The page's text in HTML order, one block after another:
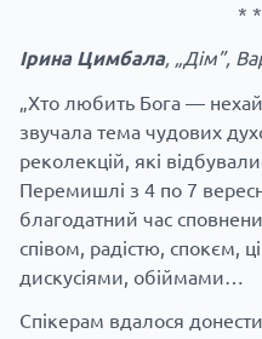
*
Ірина Цимбала, „Дім”,
„Хто любить Бога —
звучала тема чудових
реколекцій, які
Перемишлі з 4 по 7
благодатний час
співом, радістю, спокєм,
дискусіями, обіймами…
Спікерам вдалося донести